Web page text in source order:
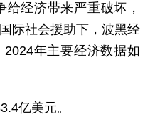
给经济带来严重破坏，
际社会援助下，波黑经
年主要经济数据如
亿美元。